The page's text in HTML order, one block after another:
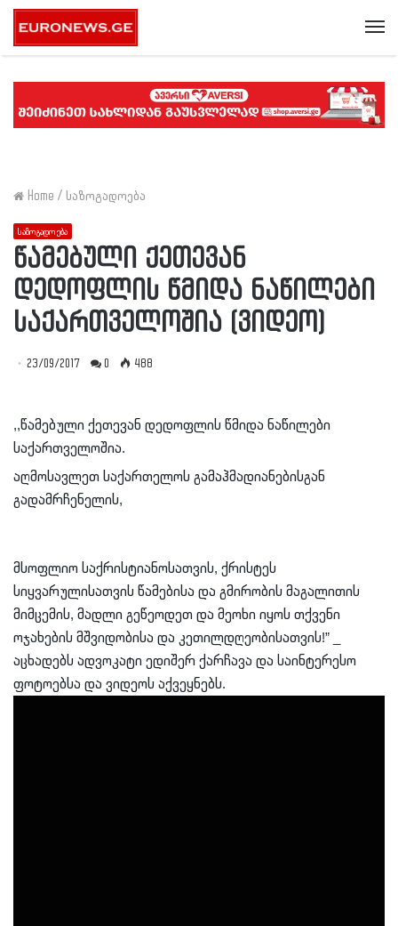
Home / საზოგადოება
საზოგადოება
წამებული ქეთევან
დედოფლის წმიდა ნაწილები
საქართველოშია (ვიდეო)
23/09/2017 0 488
,,წამებული ქეთევან დედოფლის წმიდა ნაწილები
საქართველოშია.
აღმოსავლეთ საქართელოს გამაჰმადიანებისგან
გადამრჩენელის,
მსოფლიო საქრისტიანოსათვის, ქრისტეს
სიყვარულისათვის წამებისა და გმირობის მაგალითის
მიმცემის, მადლი გეწეოდეთ და მეოხი იყოს თქვენი
ოჯახების მშვიდობისა და კეთილდღეობისათვის!” _
აცხადებს ადვოკატი ედიშერ ქარჩავა და საინტერესო
ფოტოებსა და ვიდეოს აქვეყნებს.